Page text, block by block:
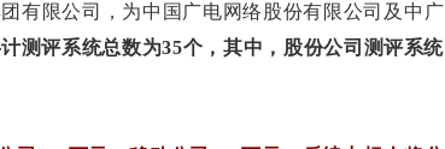
限公司，为中国广电网络股份有限公司及中广
测评系统总数为35个，其中，股份公司测评系统